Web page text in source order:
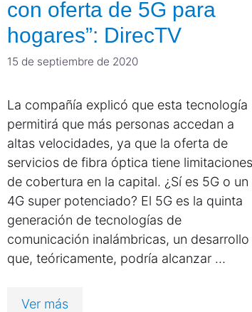
con oferta de 5G para
hogares”: DirecTV
15 de septiembre de 2020
La compañía explicó que esta tecnología
permitirá que más personas accedan a
altas velocidades, ya que la oferta de
servicios de fibra óptica tiene limitaciones
de cobertura en la capital. ¿Sí es 5G o un
4G super potenciado? El 5G es la quinta
generación de tecnologías de
comunicación inalámbricas, un desarrollo
que, teóricamente, podría alcanzar …
Ver más